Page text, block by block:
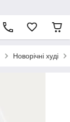
Новорічні худі